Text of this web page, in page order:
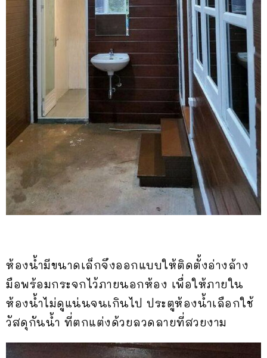
ห้องน้ำมีขนาดเล็กจึงออกแบบให้ติดตั้งอ่างล้าง
มือพร้อมกระจกไว้ภายนอกห้อง เพื่อให้ภายใน
ห้องน้ำไม่ดูแน่นจนเกินไป ประตูห้องน้ำเลือกใช้
วัสดุกันน้ำ ที่ตกแต่งด้วยลวดลายที่สวยงาม